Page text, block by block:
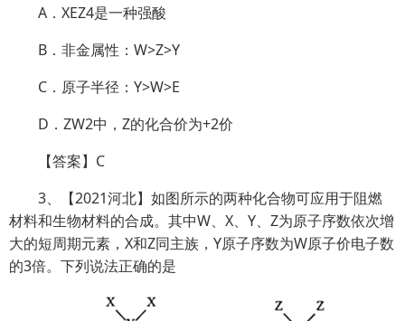
A．XEZ4是一种强酸
B．非金属性：W>Z>Y
C．原子半径：Y>W>E
D．ZW2中，Z的化合价为+2价
【答案】C
3、【2021河北】如图所示的两种化合物可应用于阻燃
材料和生物材料的合成。其中W、X、Y、Z为原子序数依次增
大的短周期元素，X和Z同主族，Y原子序数为W原子价电子数
的3倍。下列说法正确的是